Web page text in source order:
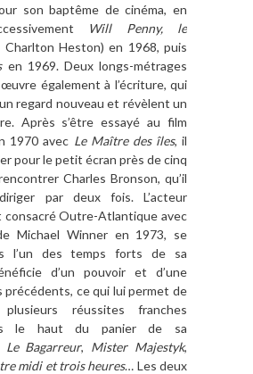
son baptême de cinéma, en
Will Penny, le
Heston) en 1968, puis
en 1969. Deux longs-métrages
également à l’écriture, qui
regard nouveau et révèlent un
Après s’être essayé au film
1970 avec Le Maître des îles, il
pour le petit écran près de cinq
Charles Bronson, qu’il
par deux fois. L’acteur
Outre-Atlantique avec
Michael Winner en 1973, se
l’un des temps forts de sa
d’un pouvoir et d’une
ce qui lui permet de
réussites franches
le haut du panier de sa
Le Bagarreur, Mister Majestyk,
midi et trois heures… Les deux